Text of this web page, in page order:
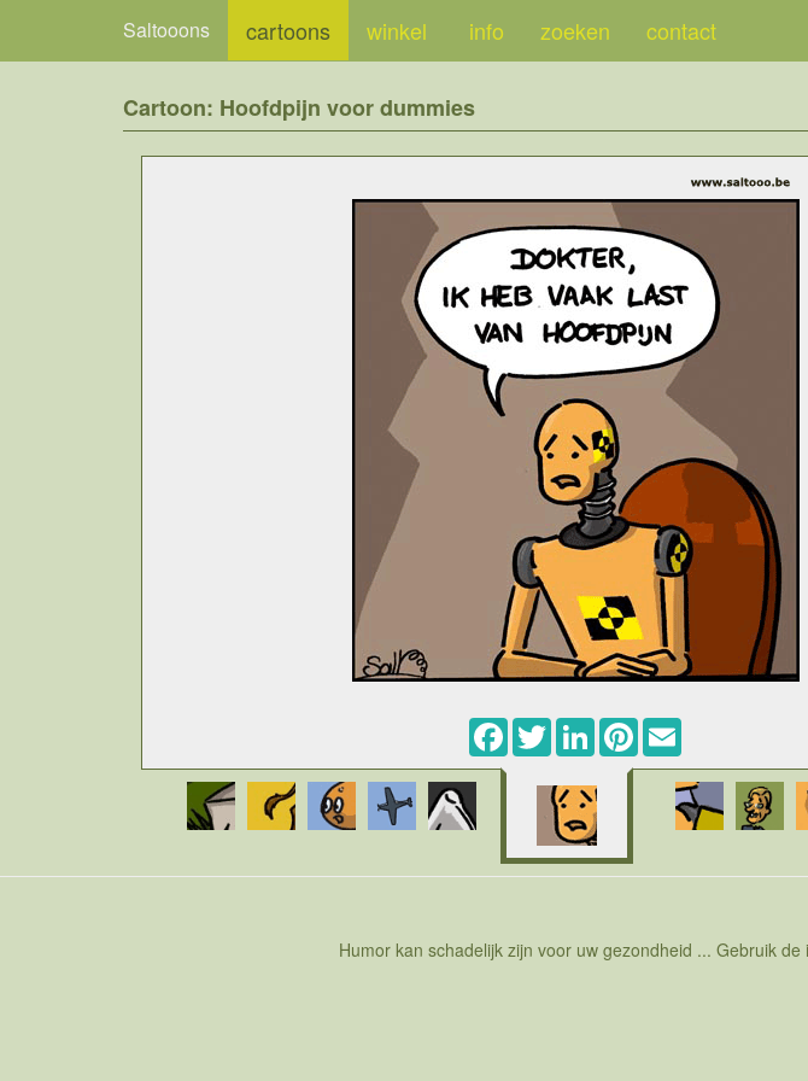
Saltooons cartoons winkel info zoeken contact
Cartoon: Hoofdpijn voor dummies
Facebook
TwitterLinkedInPinterest
Humor kan schadelijk zijn voor uw gezondheid ... Gebruik